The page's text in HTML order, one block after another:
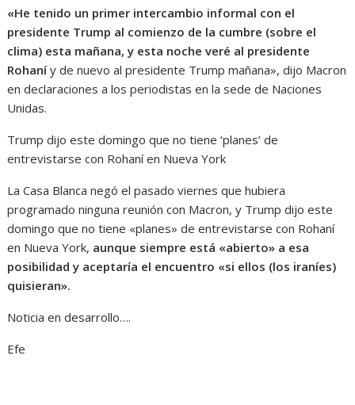
«He tenido un primer intercambio informal con el
presidente Trump al comienzo de la cumbre (sobre el
clima) esta mañana, y esta noche veré al presidente
Rohaníy de nuevo al presidente Trump mañana», dijo Macron
en declaraciones a los periodistas en la sede de Naciones
Unidas.
Trump dijo este domingo que no tiene ‘planes’ de
entrevistarse con Rohaní en Nueva York
La Casa Blanca negó el pasado viernes que hubiera
programado ninguna reunión con Macron, y Trump dijo este
domingo que no tiene «planes» de entrevistarse con Rohaní
en Nueva York, aunque siempre está «abierto» a esa
posibilidad y aceptaría el encuentro «si ellos (los iraníes)
quisieran».
Noticia en desarrollo….
Efe